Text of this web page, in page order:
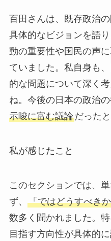
百田さんは、既存政治
具体的なビジョンを語
動の重要性や国民の声
ていました。私自身も
的な問題について深く
ね。今後の日本の政治の
示唆に富む議論だった
私が感じたこと
このセクションでは、
ず、 「ではどうすべき
数多く聞かれました。
目指す方向性が具体的